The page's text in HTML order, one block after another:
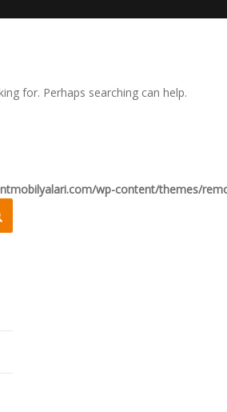
for. Perhaps searching can help.
wp-content/themes/